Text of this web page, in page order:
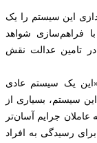
این سیستم را یک
فراهم‌سازی شواهد
تامین عدالت نقش
یک سیستم عادی
سیستم، بسیاری از
جرایم آسان‌تر
رسیدگی به افراد